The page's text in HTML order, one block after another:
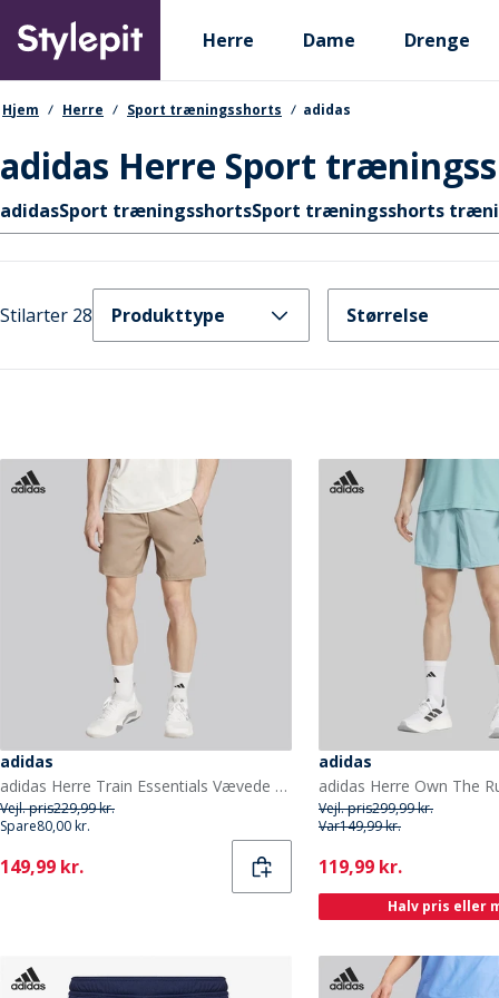
main
content
Primary departments
Herre Dame Drenge
navigationssti
Hjem Herre Sport træningsshorts adidas
adidas Herre Sport
Hurtige links
adidasSport træningsshortsSport træningsshorts
Stilarter 28 Produkttype Størrelse
adidas
adidas Herre Train Essentials Vævede Træningsshorts Chalky Brown/Sort
Vejl. pris229,99 kr.
Spare80,00 kr.
Current
149,99 kr.
adidas
Vejl. pris299,99 kr.
Var149,99 kr.
Current
119,99 kr.
Halv pris eller